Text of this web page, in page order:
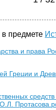
предмете
и права
Греции и